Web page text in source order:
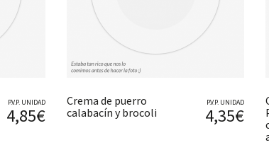
P.V.P. UNIDAD
4,85€
Crema de puerro
calabacín y brocoli
P.V.P. UNIDAD
4,35€